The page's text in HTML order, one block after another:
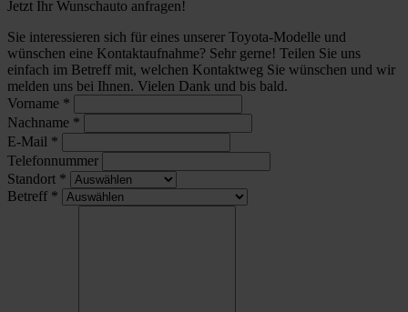
Jetzt Ihr Wunschauto anfragen!
Sie interessieren sich für eines unserer Toyota-Modelle und
wünschen eine Kontaktaufnahme? Sehr gerne! Teilen Sie uns
einfach im Betreff mit, welchen Kontaktweg Sie wünschen und wir
melden uns bei Ihnen. Vielen Dank und bis bald.
Vorname *
Nachname *
E-Mail *
Telefonnummer
Standort *
Betreff *